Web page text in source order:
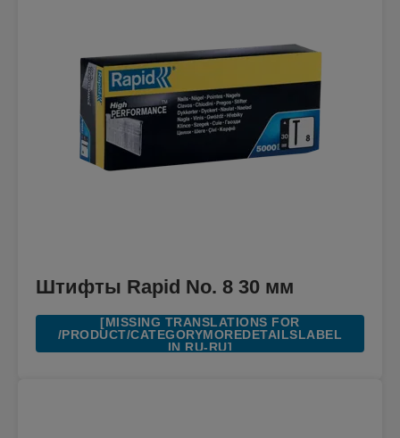
Штифты Rapid No. 8 30 мм
[MISSING TRANSLATIONS FOR
/PRODUCT/CATEGORYMOREDETAILSLABEL
IN RU-RU]